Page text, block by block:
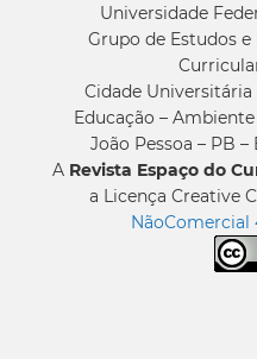
Universidade
Grupo de Estudos
Cidade Universitária
Educação –
João Pessoa – PB –
A Revista Espaço do
a Licença Creative
NãoComercial